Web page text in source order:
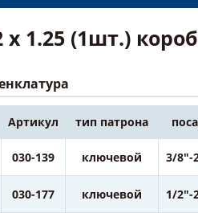
(1шт.)
Артикул тип патрона
030-139 ключевой 3/8"-
030-177 ключевой 1/2"-